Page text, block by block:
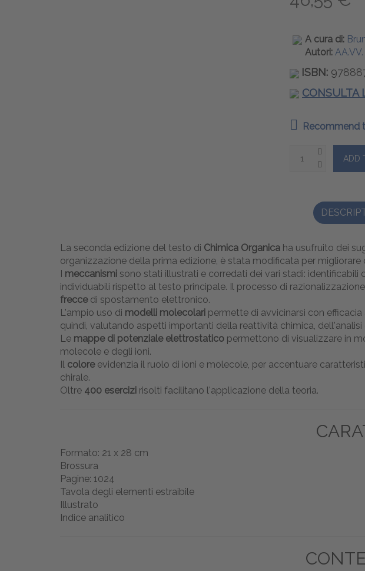
A cura di:
Autori: AA.VV.
ISBN:
CONSULTA
Recommend
La seconda edizione del testo di Chimica Organica ha usufruito dei
organizzazione della prima edizione, è stata modificata per
I meccanismi sono stati illustrati e corredati dei vari stadi:
individuabili rispetto al testo principale. Il processo di
freccedi spostamento elettronico.
L'ampio uso di modelli molecolari permette di avvicinarsi con
quindi, valutando aspetti importanti della reattività chimica,
Le mappe di potenziale elettrostatico permettono di visualizzare in
molecole e degli ioni.
Il coloreevidenzia il ruolo di ioni e molecole, per accentuare
chirale.
Oltre 400 esercizi risolti facilitano l'applicazione della teoria.
Formato: 21 x 28 cm
Brossura
Pagine: 1024
Tavola degli elementi estraibile
Illustrato
Indice analitico